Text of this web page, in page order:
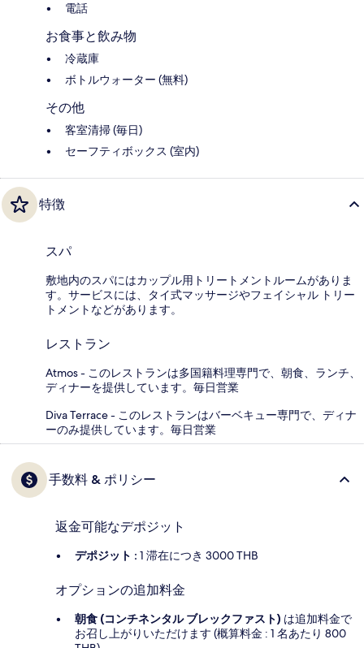
電話
お食事と飲み物
冷蔵庫
ボトルウォーター (無料)
その他
客室清掃 (毎日)
セーフティボックス (室内)
特徴
スパ
敷地内のスパにはカップル用トリートメントルームがありま
す。サービスには、タイ式マッサージやフェイシャル トリー
トメントなどがあります。
レストラン
Atmos - このレストランは多国籍料理専門で、朝食、ランチ、
ディナーを提供しています。毎日営業
Diva Terrace - このレストランはバーベキュー専門で、ディナ
ーのみ提供しています。毎日営業
手数料 & ポリシー
返金可能なデポジット
デポジット : 1 滞在につき 3000 THB
オプションの追加料金
朝食 (コンチネンタル ブレックファスト) は追加料金で
お召し上がりいただけます (概算料金 : 1 名あたり 800